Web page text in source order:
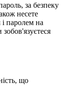
за безпеку
несете
і паролем на
що